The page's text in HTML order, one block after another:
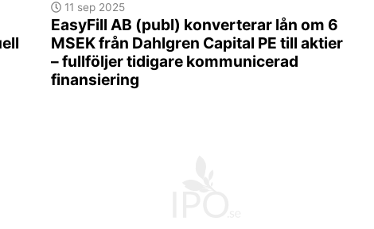
11 sep 2025
EasyFill AB (publ) konverterar lån om 6
MSEK från Dahlgren Capital PE till aktier
– fullföljer tidigare kommunicerad
finansiering